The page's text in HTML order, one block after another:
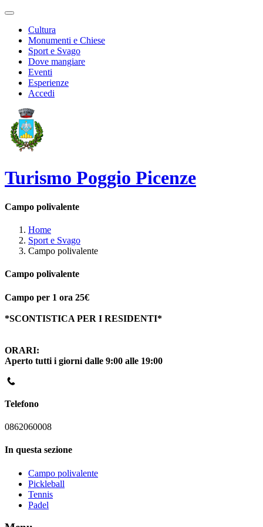
Cultura
Monumenti e Chiese
Sport e Svago
Dove mangiare
Eventi
Esperienze
Accedi
Turismo Poggio Picenze
Campo polivalente
Home
Sport e Svago
Campo polivalente
Campo polivalente
Campo per 1 ora 25€
*SCONTISTICA PER I RESIDENTI*
ORARI:
Aperto tutti i giorni dalle 9:00 alle 19:00
Telefono
0862060008
In questa sezione
Campo polivalente
Pickleball
Tennis
Padel